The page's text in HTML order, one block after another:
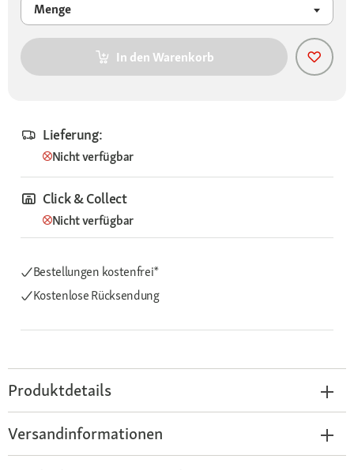
Menge
In den Warenkorb
Lieferung:
Nicht verfügbar
Click & Collect
Nicht verfügbar
Bestellungen kostenfrei*
Kostenlose Rücksendung
Produktdetails
Versandinformationen